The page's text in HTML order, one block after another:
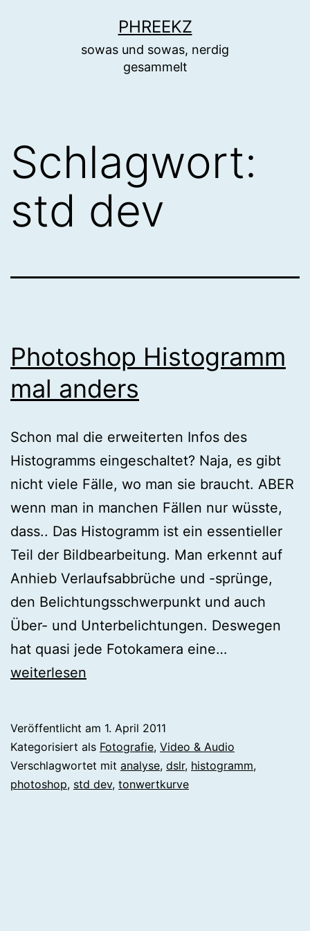
PHREEKZ
sowas und sowas, nerdig
gesammelt
Schlagwort:
std dev
Photoshop Histogramm
mal anders
Schon mal die erweiterten Infos des
Histogramms eingeschaltet? Naja, es gibt
nicht viele Fälle, wo man sie braucht. ABER
wenn man in manchen Fällen nur wüsste,
dass.. Das Histogramm ist ein essentieller
Teil der Bildbearbeitung. Man erkennt auf
Anhieb Verlaufsabbrüche und -sprünge,
den Belichtungsschwerpunkt und auch
Über- und Unterbelichtungen. Deswegen
hat quasi jede Fotokamera eine…
weiterlesen
Veröffentlicht am 1. April 2011
Kategorisiert als Fotografie, Video & Audio
Verschlagwortet mit analyse, dslr, histogramm,
photoshop, std dev, tonwertkurve